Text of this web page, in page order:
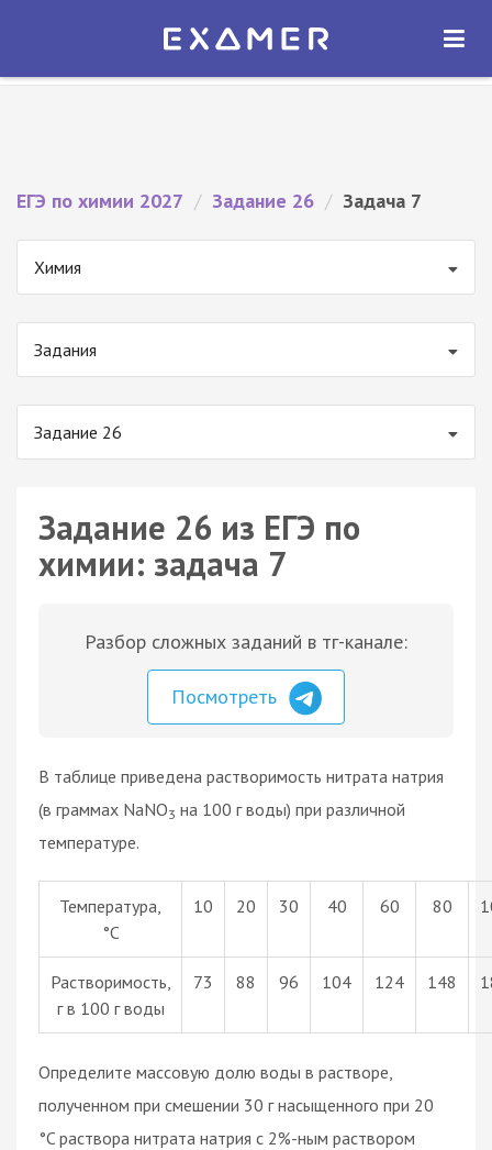
Экзамер — ЕГЭ 2027
ОТКРЫТЬ
ЕГЭ по химии 2027 / Задание 26 / Задача 7
Химия
Задания
Задание 26
Задание 26 из ЕГЭ по
химии: задача 7
Разбор сложных заданий в тг-канале:
Посмотреть
В таблице приведена растворимость нитрата натрия
(в граммах NaNO3 на 100 г воды) при различной
температуре.
Температура,
°С
10 20 30 40 60 80
Растворимость,
г в 100 г воды
73 88 96 104 124 148
Определите массовую долю воды в растворе,
полученном при смешении 30 г насыщенного при 20
°C раствора нитрата натрия с 2%-ным раствором